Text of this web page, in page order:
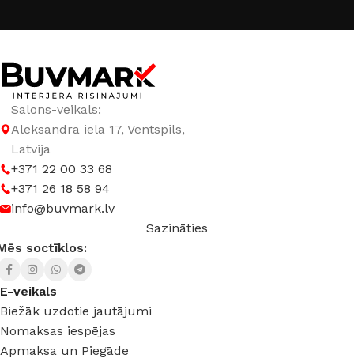
JAUDA 10 W
LED TIPS
SPRIEGUMS DC:24 V
Salons-veikals:
Aleksandra iela 17, Ventspils,
Latvija
+371 22 00 33 68
+371 26 18 58 94
info@buvmark.lv
Sazināties
soctīklos:
E-veikals
Biežāk uzdotie jautājumi
Nomaksas iespējas
Apmaksa un Piegāde